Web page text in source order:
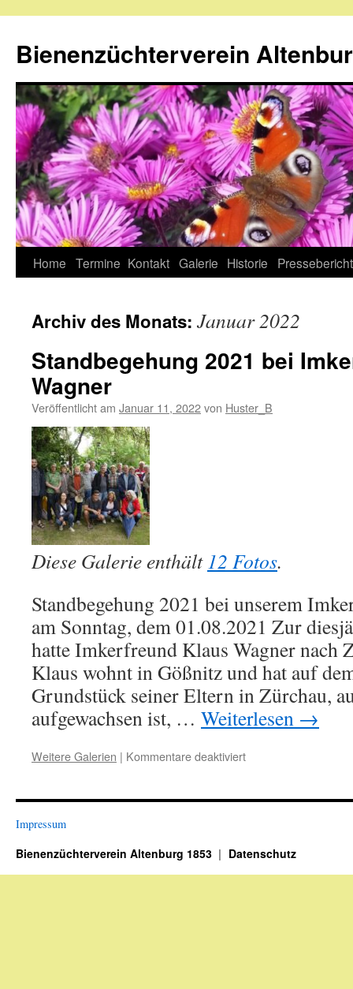
springen
Bienenzüchterverein
Home Termine Kontakt Galerie Historie
Archiv des Monats: Januar 2022
Standbegehung 2021 bei
Wagner
Veröffentlicht am Januar 11, 2022von Huster_B
Diese Galerie enthält12 Fotos.
Standbegehung 2021 bei unserem
am Sonntag, dem 01.08.2021 Zur
hatte Imkerfreund Klaus Wagner nach
Klaus wohnt in Gößnitz und hat auf
Grundstück seiner Eltern in Zürchau,
aufgewachsen ist, … Weiterlesen →
Weitere Galerien | Kommentare deaktiviertfür
bei
Wagner
Impressum
Bienenzüchterverein Altenburg 1853 Datenschutz